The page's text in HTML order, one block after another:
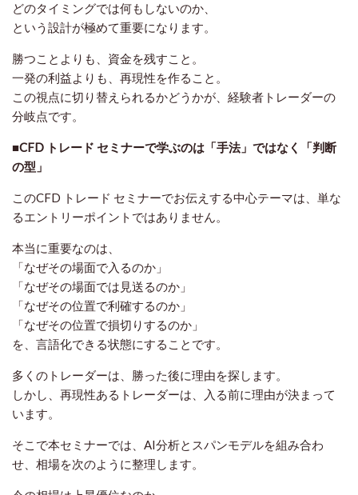
どのタイミングでは何もしないのか、
という設計が極めて重要になります。
勝つことよりも、資金を残すこと。
一発の利益よりも、再現性を作ること。
この視点に切り替えられるかどうかが、経験者トレーダーの
分岐点です。
■CFD トレード セミナーで学ぶのは「手法」ではなく「判断
の型」
このCFD トレード セミナーでお伝えする中心テーマは、単な
るエントリーポイントではありません。
本当に重要なのは、
「なぜその場面で入るのか」
「なぜその場面では見送るのか」
「なぜその位置で利確するのか」
「なぜその位置で損切りするのか」
を、言語化できる状態にすることです。
多くのトレーダーは、勝った後に理由を探します。
しかし、再現性あるトレーダーは、入る前に理由が決まって
います。
そこで本セミナーでは、AI分析とスパンモデルを組み合わ
せ、相場を次のように整理します。